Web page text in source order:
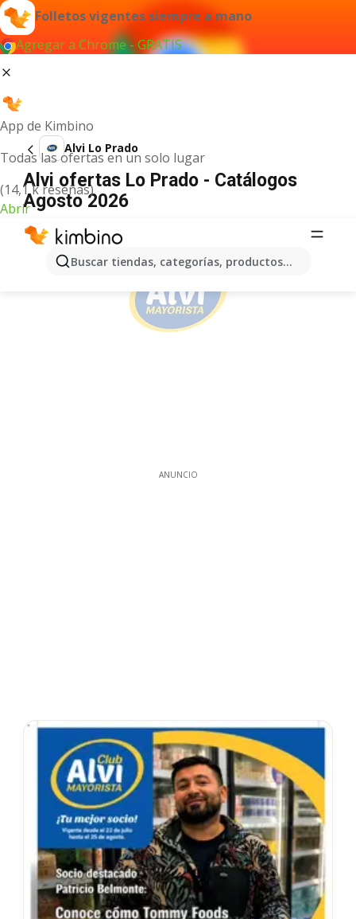
Folletos vigentes siempre a mano
Agregar a Chrome - GRATIS
App de Kimbino
Todas las ofertas en un solo lugar
(14,1 k reseñas)
Abrir
Buscar tiendas, categorías, productos...
Alvi Lo Prado
Alvi ofertas Lo Prado - Catálogos
Agosto 2026
ANUNCIO